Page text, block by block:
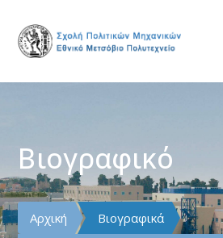
Βιογραφικό
Αρχική
Βιογραφικά